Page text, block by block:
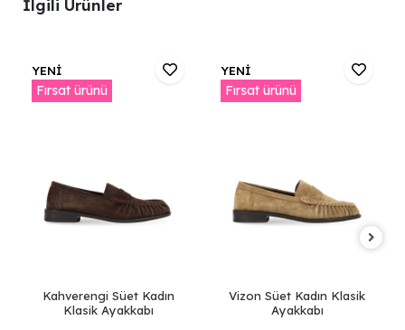
İlgili Ürünler
YENİ
Fırsat ürünü
Kahverengi Süet Kadın
Klasik Ayakkabı
YENİ
Fırsat ürünü
Vizon Süet Kadın Klasik
Ayakkabı